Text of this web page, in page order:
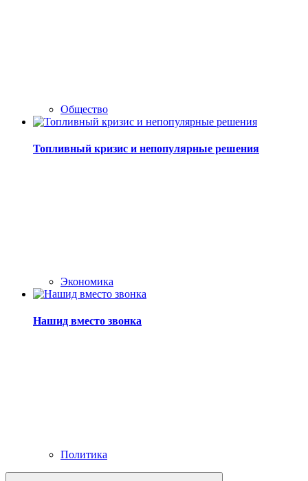
Общество
Топливный кризис и непопулярные решения
Экономика
Нашид вместо звонка
Политика